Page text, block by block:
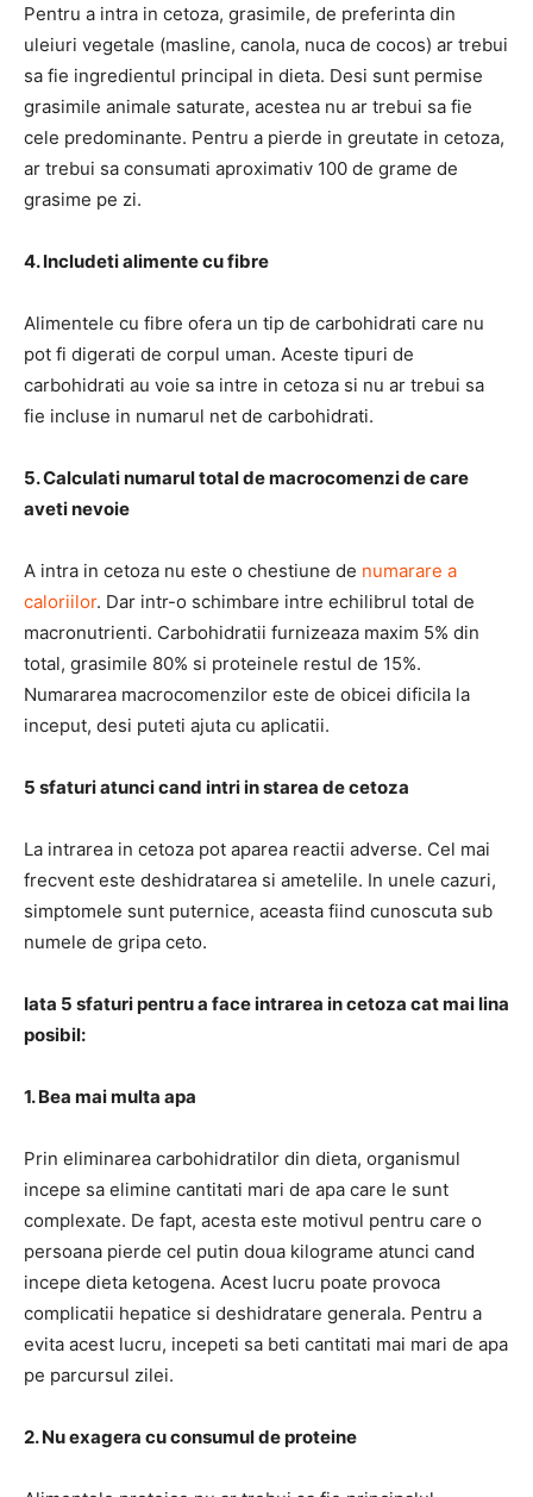
Pentru a intra in cetoza, grasimile, de preferinta din
uleiuri vegetale (masline, canola, nuca de cocos) ar trebui
sa fie ingredientul principal in dieta. Desi sunt permise
grasimile animale saturate, acestea nu ar trebui sa fie
cele predominante. Pentru a pierde in greutate in cetoza,
ar trebui sa consumati aproximativ 100 de grame de
grasime pe zi.
4. Includeti alimente cu fibre
Alimentele cu fibre ofera un tip de carbohidrati care nu
pot fi digerati de corpul uman. Aceste tipuri de
carbohidrati au voie sa intre in cetoza si nu ar trebui sa
fie incluse in numarul net de carbohidrati.
5. Calculati numarul total de macrocomenzi de care
aveti nevoie
A intra in cetoza nu este o chestiune de numarare a
caloriilor. Dar intr-o schimbare intre echilibrul total de
macronutrienti. Carbohidratii furnizeaza maxim 5% din
total, grasimile 80% si proteinele restul de 15%.
Numararea macrocomenzilor este de obicei dificila la
inceput, desi puteti ajuta cu aplicatii.
5 sfaturi atunci cand intri in starea de cetoza
La intrarea in cetoza pot aparea reactii adverse. Cel mai
frecvent este deshidratarea si ametelile. In unele cazuri,
simptomele sunt puternice, aceasta fiind cunoscuta sub
numele de gripa ceto.
Iata 5 sfaturi pentru a face intrarea in cetoza cat mai lina
posibil:
1. Bea mai multa apa
Prin eliminarea carbohidratilor din dieta, organismul
incepe sa elimine cantitati mari de apa care le sunt
complexate. De fapt, acesta este motivul pentru care o
persoana pierde cel putin doua kilograme atunci cand
incepe dieta ketogena. Acest lucru poate provoca
complicatii hepatice si deshidratare generala. Pentru a
evita acest lucru, incepeti sa beti cantitati mai mari de apa
pe parcursul zilei.
2. Nu exagera cu consumul de proteine